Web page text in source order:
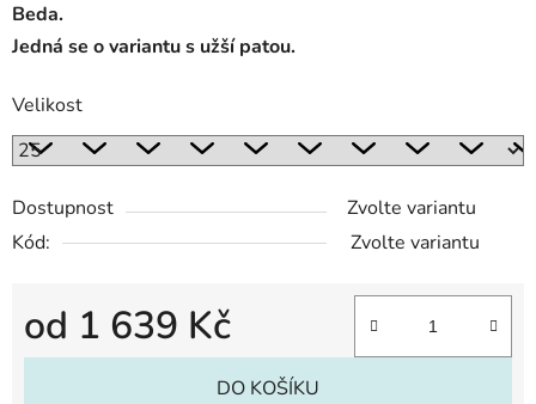
Beda.
Jedná se o variantu s užší patou.
Velikost
Dostupnost
Zvolte variantu
Kód:
Zvolte variantu
od 1 639 Kč
Měrná cena:
DO KOŠÍKU